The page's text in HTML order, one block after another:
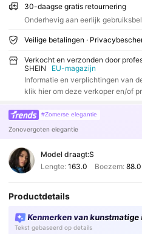
30-daagse gratis retournering
Onderhevig aan eerlijk
Veilige betalingen ·
Verkocht en verzonden door
SHEIN
EU-magazijn
Informatie en verplichtingen van
klik hier om deze verkoper en/of
#Zomerse elegantie
Zonovergoten elegantie
Model draagt:S
Lengte: 163.0 Boezem:88.0
Productdetails
Kenmerken van
Tekst gebaseerd op details